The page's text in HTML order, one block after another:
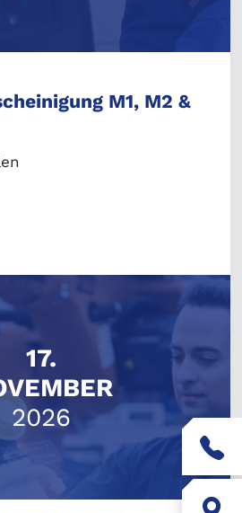
M1, M2 &
17.
2026